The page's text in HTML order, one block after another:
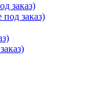
заказ)
заказ)